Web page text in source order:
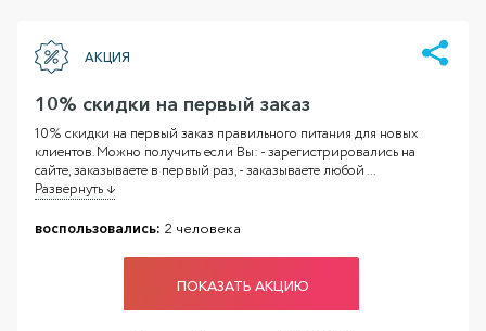
АКЦИЯ
10% скидки на первый заказ
10% скидки на первый заказ правильного питания для новых
клиентов. Можно получить если Вы: - зарегистрировались на
сайте, заказываете в первый раз, - заказываете любой...
Развернуть ↓
воспользовались: 2 человека
ПОКАЗАТЬ АКЦИЮ